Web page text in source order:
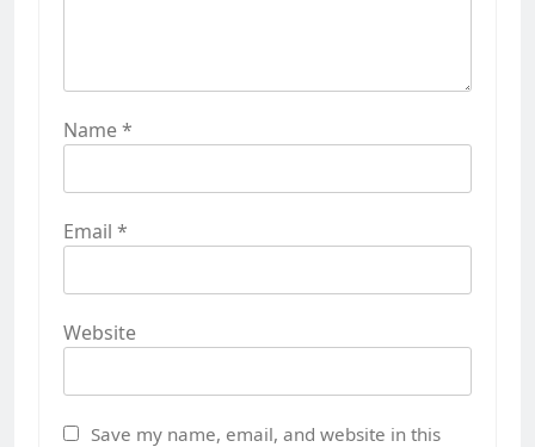
Name*
Email *
Website
Save my name, email, and website in this